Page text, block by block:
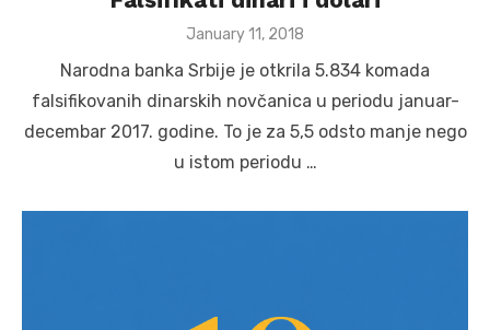
Posted
January 11, 2018
Narodna banka Srbije je otkrila 5.834 komada
falsifikovanih dinarskih novčanica u periodu januar-
decembar 2017. godine. To je za 5,5 odsto manje nego
u istom periodu …